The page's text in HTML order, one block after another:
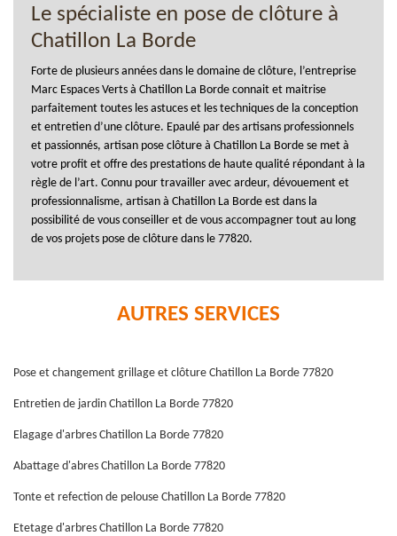
Le spécialiste en pose de clôture à
Chatillon La Borde
Forte de plusieurs années dans le domaine de clôture, l’entreprise
Marc Espaces Verts à Chatillon La Borde connait et maitrise
parfaitement toutes les astuces et les techniques de la conception
et entretien d’une clôture. Epaulé par des artisans professionnels
et passionnés, artisan pose clôture à Chatillon La Borde se met à
votre profit et offre des prestations de haute qualité répondant à la
règle de l’art. Connu pour travailler avec ardeur, dévouement et
professionnalisme, artisan à Chatillon La Borde est dans la
possibilité de vous conseiller et de vous accompagner tout au long
de vos projets pose de clôture dans le 77820.
AUTRES SERVICES
Pose et changement grillage et clôture Chatillon La Borde 77820
Entretien de jardin Chatillon La Borde 77820
Elagage d'arbres Chatillon La Borde 77820
Abattage d'abres Chatillon La Borde 77820
Tonte et refection de pelouse Chatillon La Borde 77820
Etetage d'arbres Chatillon La Borde 77820